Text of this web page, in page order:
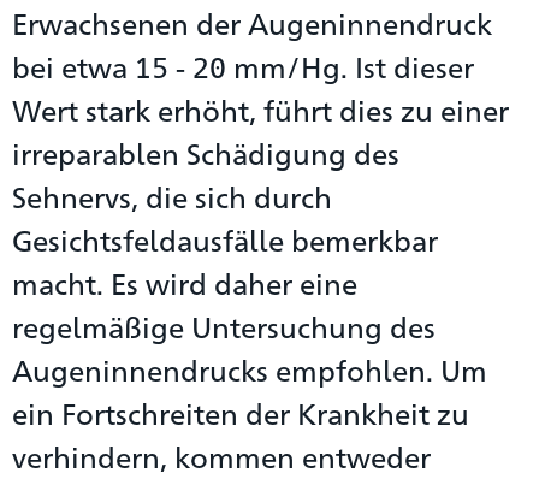
Erwachsenen der Augeninnendruck
bei etwa 15 - 20 mm/Hg. Ist dieser
Wert stark erhöht, führt dies zu einer
irreparablen Schädigung des
Sehnervs, die sich durch
Gesichtsfeldausfälle bemerkbar
macht. Es wird daher eine
regelmäßige Untersuchung des
Augeninnendrucks empfohlen. Um
ein Fortschreiten der Krankheit zu
verhindern, kommen entweder